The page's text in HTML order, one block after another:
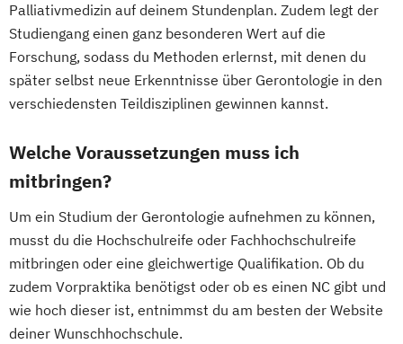
Palliativmedizin auf deinem Stundenplan. Zudem legt der
Studiengang einen ganz besonderen Wert auf die
Forschung, sodass du Methoden erlernst, mit denen du
später selbst neue Erkenntnisse über Gerontologie in den
verschiedensten Teildisziplinen gewinnen kannst.
Welche Voraussetzungen muss ich
mitbringen?
Um ein Studium der Gerontologie aufnehmen zu können,
musst du die Hochschulreife oder Fachhochschulreife
mitbringen oder eine gleichwertige Qualifikation. Ob du
zudem Vorpraktika benötigst oder ob es einen NC gibt und
wie hoch dieser ist, entnimmst du am besten der Website
deiner Wunschhochschule.